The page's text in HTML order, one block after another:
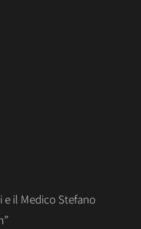
e il Medico Stefano